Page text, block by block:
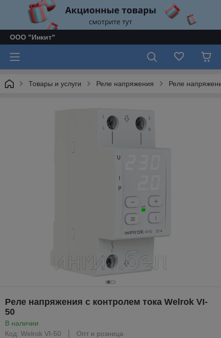
ООО "Инкит"
Товары и услуги Реле напряжения Реле
Реле напряжения с контролем тока Welrok VI-
50
В наличии
Код: Welrok VI-50
Опт и розница